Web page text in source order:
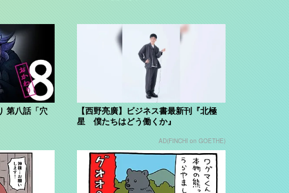
第八話「穴
【西野亮廣】ビジネス書最新刊『北極
星 僕たちはどう働くか』
AD(FINCHI on GOETHE)